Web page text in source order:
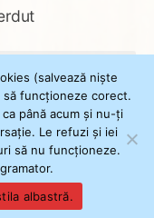
(salvează niște
să funcționeze corect.
până acum și nu-ți
Le refuzi și iei
să nu funcționeze.
albastră.